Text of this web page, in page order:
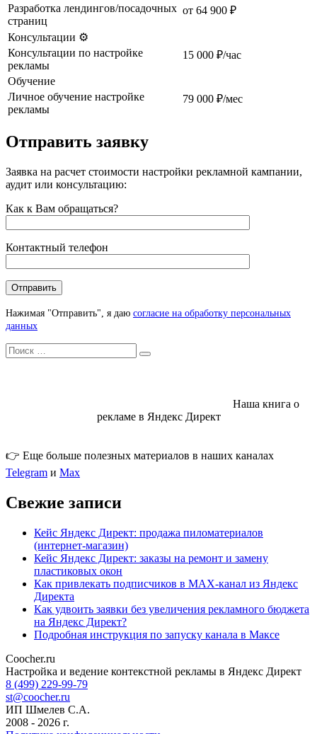
Разработка лендингов/посадочных
страниц
от 64 900 ₽
Консультации ⚙️
Консультации по настройке
рекламы
15 000 ₽/час
Обучение
Личное обучение настройке
рекламы
79 000 ₽/мес
Отправить заявку
Заявка на расчет стоимости настройки рекламной кампании,
аудит или консультацию:
Как к Вам обращаться?
Контактный телефон
Нажимая "Отправить", я даю согласие на обработку персональных
данных
Искать
Search
Наша книга о
рекламе в Яндекс Директ
👉 Еще больше полезных материалов в наших каналах
Telegram и Max
Свежие записи
Кейс Яндекс Директ: продажа пиломатериалов
(интернет-магазин)
Кейс Яндекс Директ: заказы на ремонт и замену
пластиковых окон
Как привлекать подписчиков в MAX-канал из Яндекс
Директа
Как удвоить заявки без увеличения рекламного бюджета
на Яндекс Директ?
Подробная инструкция по запуску канала в Максе
Amphibious Theme by
Coocher.ru
Настройка и ведение контекстной рекламы в Яндекс Директ
8 (499) 229-99-79
st@coocher.ru
ИП Шмелев С.А.
2008 - 2026 г.